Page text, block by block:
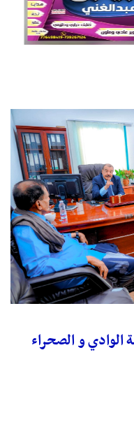
الوادي و الصحراء